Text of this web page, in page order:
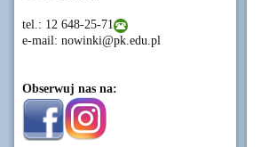
tel.: 12 648-25-71
e-mail: nowinki@pk.edu.pl
Obserwuj nas na: